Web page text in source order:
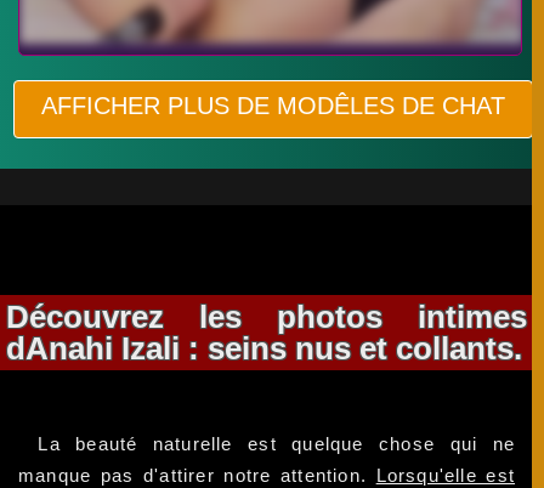
AFFICHER PLUS DE MODÊLES DE CHAT
Découvrez les photos intimes
dAnahi Izali : seins nus et collants.
La beauté naturelle est quelque chose qui ne
manque pas d'attirer notre attention. Lorsqu'elle est